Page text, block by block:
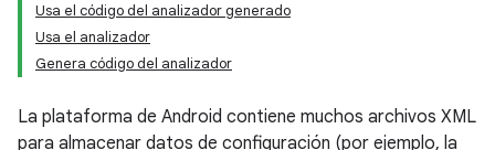
Usa el código del analizador generado
Usa el analizador
Genera código del analizador
La plataforma de Android contiene muchos archivos XML
para almacenar datos de configuración (por ejemplo, la